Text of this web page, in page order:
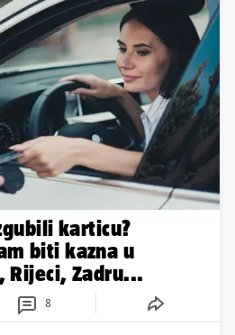
karticu?
biti kazna u
Rijeci, Zadru...
8